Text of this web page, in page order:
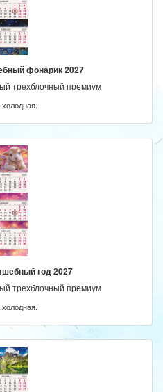
фонарик 2027
трехблочный премиум
год 2027
трехблочный премиум